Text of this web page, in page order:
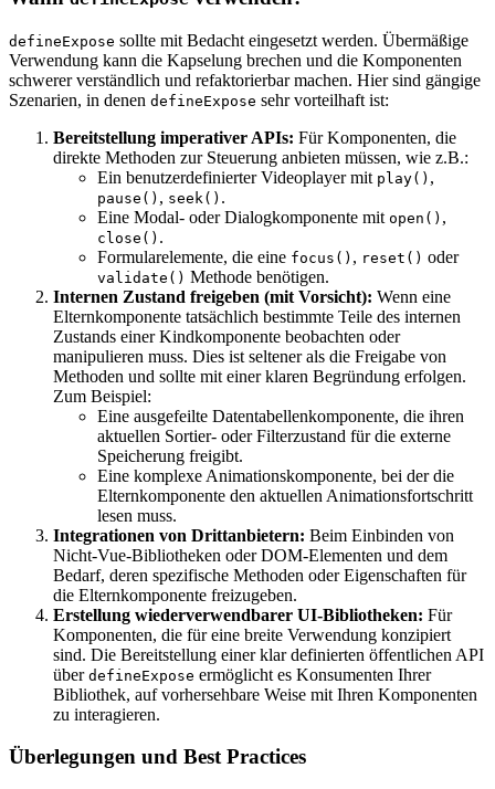
defineExpose sollte mit Bedacht eingesetzt werden. Übermäßige
Verwendung kann die Kapselung brechen und die Komponenten
schwerer verständlich und refaktorierbar machen. Hier sind gängige
Szenarien, in denen defineExpose sehr vorteilhaft ist:
Bereitstellung imperativer APIs: Für Komponenten, die
direkte Methoden zur Steuerung anbieten müssen, wie z.B.:
Ein benutzerdefinierter Videoplayer mit play() ,
pause() , seek() .
Eine Modal- oder Dialogkomponente mit open() ,
close() .
Formularelemente, die eine focus() , reset() oder
validate() Methode benötigen.
Internen Zustand freigeben (mit Vorsicht): Wenn eine
Elternkomponente tatsächlich bestimmte Teile des internen
Zustands einer Kindkomponente beobachten oder
manipulieren muss. Dies ist seltener als die Freigabe von
Methoden und sollte mit einer klaren Begründung erfolgen.
Zum Beispiel:
Eine ausgefeilte Datentabellenkomponente, die ihren
aktuellen Sortier- oder Filterzustand für die externe
Speicherung freigibt.
Eine komplexe Animationskomponente, bei der die
Elternkomponente den aktuellen Animationsfortschritt
lesen muss.
Integrationen von Drittanbietern: Beim Einbinden von
Nicht-Vue-Bibliotheken oder DOM-Elementen und dem
Bedarf, deren spezifische Methoden oder Eigenschaften für
die Elternkomponente freizugeben.
Erstellung wiederverwendbarer UI-Bibliotheken: Für
Komponenten, die für eine breite Verwendung konzipiert
sind. Die Bereitstellung einer klar definierten öffentlichen API
über defineExpose ermöglicht es Konsumenten Ihrer
Bibliothek, auf vorhersehbare Weise mit Ihren Komponenten
zu interagieren.
Überlegungen und Best Practices